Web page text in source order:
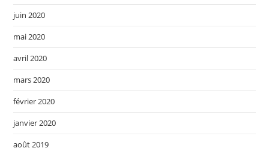
juin 2020
mai 2020
avril 2020
mars 2020
février 2020
janvier 2020
août 2019